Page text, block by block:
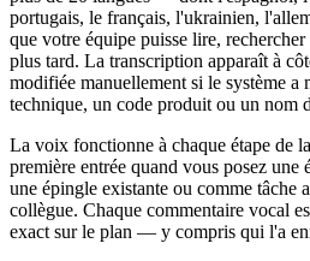
portugais, le français, l'ukrainien,
que votre équipe puisse lire,
plus tard. La transcription apparaît à
modifiée manuellement si le système a
technique, un code produit ou un nom
La voix fonctionne à chaque étape de
première entrée quand vous posez une
une épingle existante ou comme tâche
collègue. Chaque commentaire vocal
exact sur le plan — y compris qui l'a